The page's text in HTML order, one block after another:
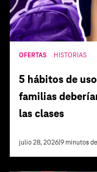
OFERTAS HISTORIAS
5 hábitos de
familias
las clases
julio 28, 2026 9 minutos